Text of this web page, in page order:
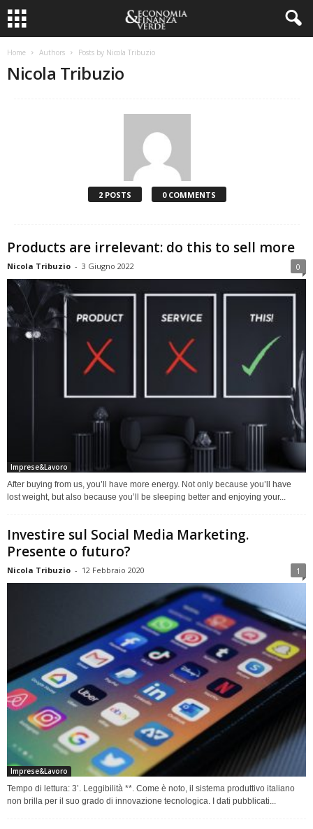
Home Authors Posts by Nicola Tribuzio
Nicola Tribuzio
2 POSTS 0 COMMENTS
Products are irrelevant: do this to sell more
Nicola Tribuzio - 3 Giugno 2022 0
Imprese&Lavoro
After buying from us, you’ll have more energy. Not only because you’ll have
lost weight, but also because you’ll be sleeping better and enjoying your...
Investire sul Social Media Marketing.
Presente o futuro?
Nicola Tribuzio - 12 Febbraio 2020 1
Imprese&Lavoro
Tempo di lettura: 3’. Leggibilità **. Come è noto, il sistema produttivo italiano
non brilla per il suo grado di innovazione tecnologica. I dati pubblicati...